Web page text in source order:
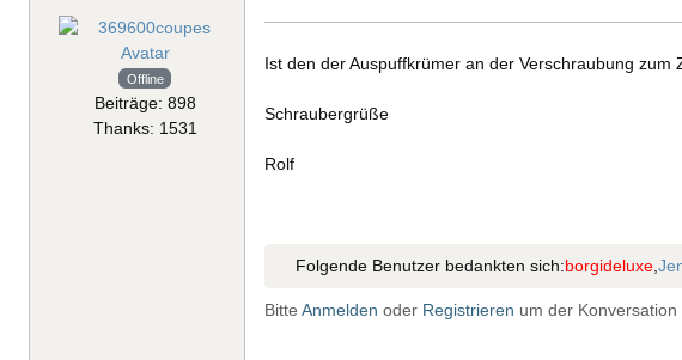
Offline
Beiträge: 898
Thanks: 1531
Ist den der Auspuffkrümer an der Verschraubung
Schraubergrüße
Rolf
Folgende Benutzer bedankten sich:borgideluxe,
Bitte Anmelden oder Registrieren um der Konversation